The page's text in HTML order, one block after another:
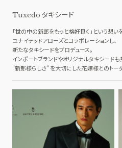
Tuxedo タキシード
「世の中の新郎をもっと格好良く」という想い
ユナイテッドアローズとコラボレーションし、
新たなタキシードをプロデュース。
インポートブランドやオリジナルタキシードも
"新郎様らしさ” を大切にした花嫁様とのトー